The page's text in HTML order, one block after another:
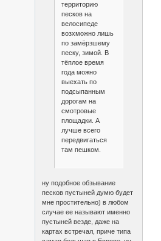
территорию
песков на
велосипеде
возхможно лишь
по замёрзшему
песку, зимой. В
тёплое время
года можно
выехать по
подсыпанным
дорогам на
смотровые
площадки. А
лучше всего
передвигаться
там пешком.
ну подобное обзывание
песков пустыней думю будет
мне простительно) в любом
случае ее называют именно
пустыней везде, даже на
картах встречал, приче типа